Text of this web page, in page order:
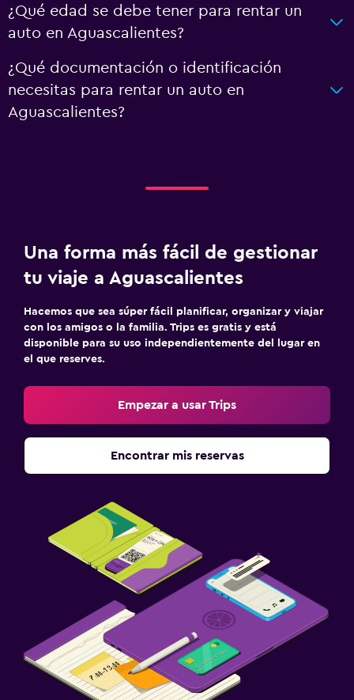
¿Qué edad se debe tener para rentar un
auto en Aguascalientes?
¿Qué documentación o identificación
necesitas para rentar un auto en
Aguascalientes?
Una forma más fácil de gestionar
tu viaje a Aguascalientes
Hacemos que sea súper fácil planificar, organizar y viajar
con los amigos o la familia. Trips es gratis y está
disponible para su uso independientemente del lugar en
el que reserves.
Empezar a usar Trips
Encontrar mis reservas